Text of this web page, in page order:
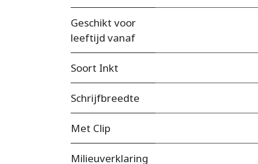
Geschikt voor
leeftijd vanaf
Soort Inkt
Schrijfbreedte
Met Clip
Milieuverklaring